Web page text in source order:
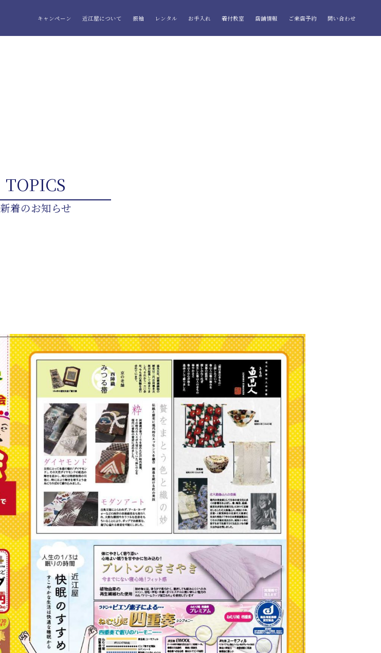
キャンペーン 近江屋について 振袖 レンタル お手入れ 着付教室 店舗情報 ご来店予約 問い合わせ
TOPICS
新着のお知らせ